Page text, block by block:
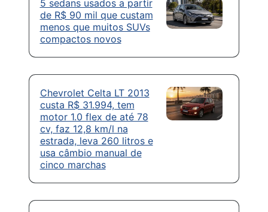
5 sedans usados a partir
de R$ 90 mil que custam
menos que muitos SUVs
compactos novos
Chevrolet Celta LT 2013
custa R$ 31.994, tem
motor 1.0 flex de até 78
cv, faz 12,8 km/l na
estrada, leva 260 litros e
usa câmbio manual de
cinco marchas